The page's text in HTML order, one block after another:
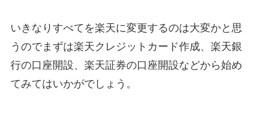
いきなりすべてを楽天に変更するのは大変かと思
うのでまずは楽天クレジットカード作成、楽天銀
行の口座開設、楽天証券の口座開設などから始め
てみてはいかがでしょう。